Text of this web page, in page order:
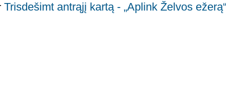
Trisdešimt antrąjį kartą - „Aplink Želvos ežerą“